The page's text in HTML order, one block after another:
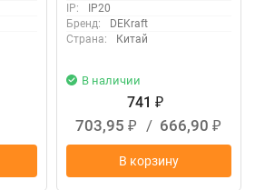
IP:
IP20
Бренд:
DEKraft
Страна:
Китай
В наличии
741 ₽
703,95 ₽ / 666,90 ₽
В корзину